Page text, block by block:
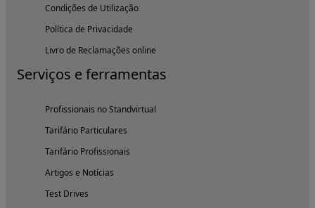
Condições de Utilização
Política de Privacidade
Livro de Reclamações online
Serviços e ferramentas
Profissionais no Standvirtual
Tarifário Particulares
Tarifário Profissionais
Artigos e Notícias
Test Drives